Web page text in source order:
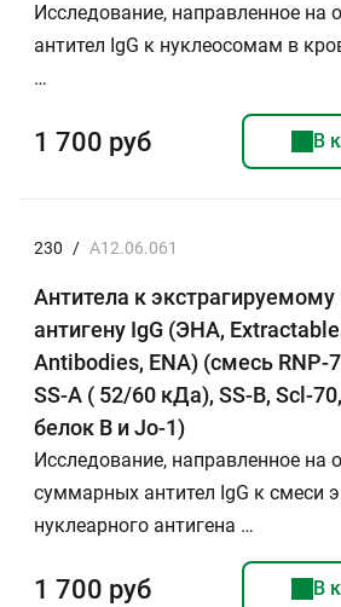
Исследование, направленное на
антител IgG к нуклеосомам в
…
1 700 руб В
230 / A12.06.061
Антитела к
антигену IgG (ЭНА,
Antibodies, ENA) (смесь RNP-
SS-A ( 52/60 кДа), SS-B, Scl-
белок B и Jo-1)
Исследование, направленное на
суммарных антител IgG к смеси
нуклеарного антигена …
1 700 руб В